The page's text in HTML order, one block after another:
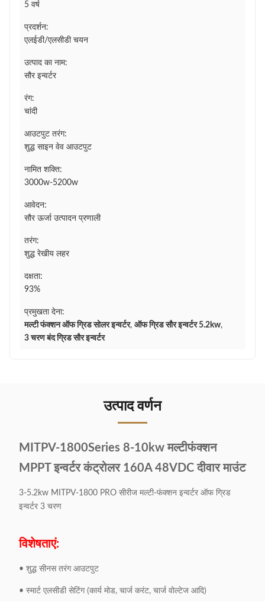
5 वर्ष
प्रदर्शन:
एलईडी/एलसीडी चयन
उत्पाद का नाम:
सौर इन्वर्टर
रंग:
चांदी
आउटपुट तरंग:
शुद्ध साइन वेव आउटपुट
नामित शक्ति:
3000w-5200w
आवेदन:
सौर ऊर्जा उत्पादन प्रणाली
तरंग:
शुद्ध रेखीय लहर
दक्षता:
93%
प्रमुखता देना:
मल्टी फंक्शन ऑफ ग्रिड सोलर इन्वर्टर, ऑफ ग्रिड सौर इन्वर्टर 5.2kw,
3 चरण बंद ग्रिड सौर इन्वर्टर
उत्पाद वर्णन
MITPV-1800Series 8-10kw मल्टीफंक्शन
MPPT इन्वर्टर कंट्रोलर 160A 48VDC दीवार माउंट
3-5.2kw MITPV-1800 PRO सीरीज मल्टी-फंक्शन इन्वर्टर ऑफ ग्रिड
इन्वर्टर 3 चरण
विशेषताएं:
• शुद्ध सीनस तरंग आउटपुट
• स्मार्ट एलसीडी सेटिंग (कार्य मोड, चार्ज करंट, चार्ज वोल्टेज आदि)